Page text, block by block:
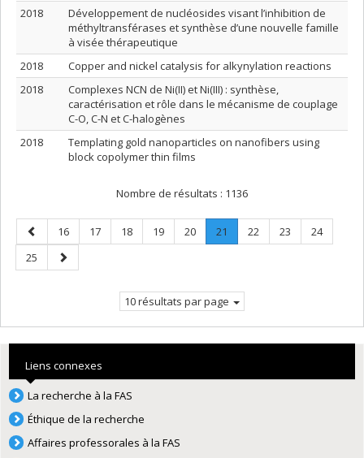
2018
Développement de nucléosides visant l’inhibition de
méthyltransférases et synthèse d’une nouvelle famille
à visée thérapeutique
2018
Copper and nickel catalysis for alkynylation reactions
2018
Complexes NCN de Ni(II) et Ni(III) : synthèse,
caractérisation et rôle dans le mécanisme de couplage
C-O, C-N et C-halogènes
2018
Templating gold nanoparticles on nanofibers using
block copolymer thin films
Nombre de résultats : 1136
Page
précédente
Page
16 Page
17 Page
18 Page
19 Page
20 Page
21
Page
Page
22 Page
23 Page
24
Page
25
Page
suivante
10 résultats par page
Liens connexes
La recherche à la FAS
Éthique de la recherche
Affaires professorales à la FAS